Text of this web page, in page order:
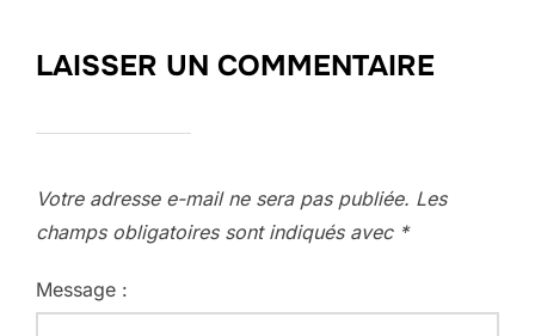
LAISSER UN COMMENTAIRE
Votre adresse e-mail ne sera pas publiée. Les
champs obligatoires sont indiqués avec *
Message :